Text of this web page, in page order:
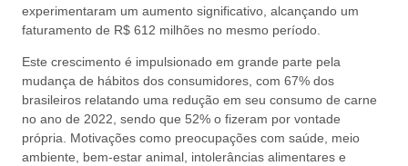
experimentaram um aumento significativo, alcançando um
faturamento de R$ 612 milhões no mesmo período.
Este crescimento é impulsionado em grande parte pela
mudança de hábitos dos consumidores, com 67% dos
brasileiros relatando uma redução em seu consumo de carne
no ano de 2022, sendo que 52% o fizeram por vontade
própria. Motivações como preocupações com saúde, meio
ambiente, bem-estar animal, intolerâncias alimentares e